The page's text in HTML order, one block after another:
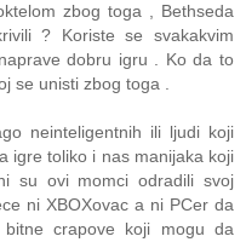
zbog toga , Bethseda
? Koriste se svakakvim
dobru igru . Ko da to
se unisti zbog toga .
neinteligentnih ili ljudi koji
igre toliko i nas manijaka koji
su ovi momci odradili svoj
ni XBOXovac a ni PCer da
crapove koji mogu da